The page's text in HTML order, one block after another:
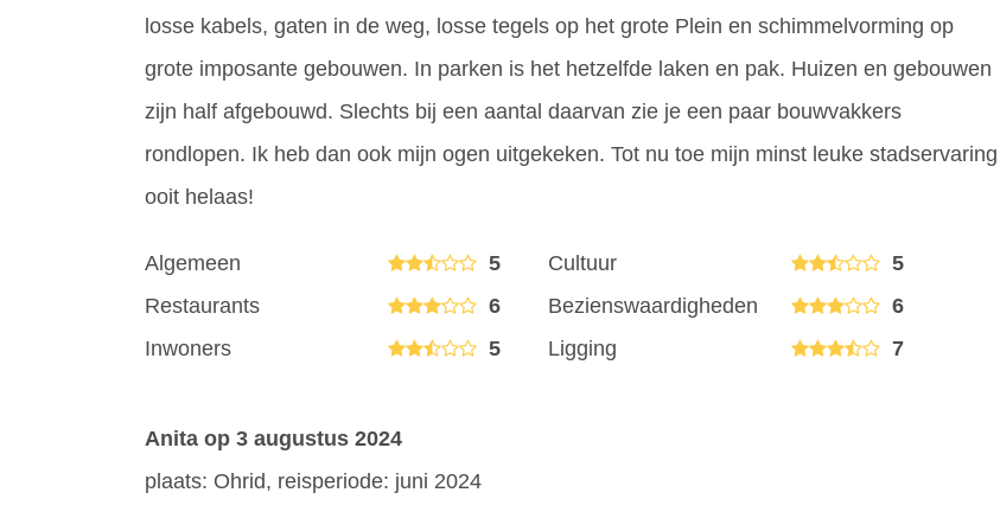
losse kabels, gaten in de weg, losse tegels op het grote Plein en schimmelvorming op
grote imposante gebouwen. In parken is het hetzelfde laken en pak. Huizen en gebouwen
zijn half afgebouwd. Slechts bij een aantal daarvan zie je een paar bouwvakkers
rondlopen. Ik heb dan ook mijn ogen uitgekeken. Tot nu toe mijn minst leuke stadservaring
ooit helaas!
Algemeen 5 Cultuur
5
Restaurants
6 Bezienswaardigheden
6
Inwoners
5 Ligging 7
Anita op 3 augustus 2024
plaats: Ohrid, reisperiode: juni 2024